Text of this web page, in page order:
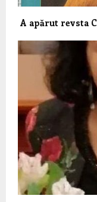
A apărut revsta